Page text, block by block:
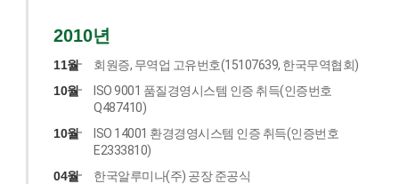
2010년
11월
회원증, 무역업 고유번호(15107639, 한국무역협회)
10월
ISO 9001 품질경영시스템 인증 취득(인증번호
Q487410)
10월
ISO 14001 환경경영시스템 인증 취득(인증번호
E2333810)
04월
한국알루미나(주) 공장 준공식